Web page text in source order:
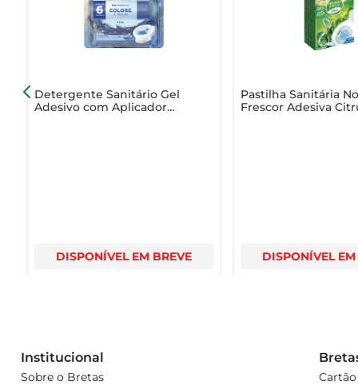
Detergente Sanitário Gel
Adesivo com Aplicador
DISPONÍVEL EM BREVE
Pastilha Sanitária
Frescor Adesiva
DISPONÍVEL EM
Institucional
Sobre o Bretas